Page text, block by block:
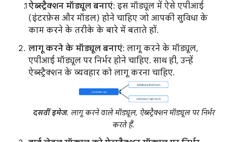
ऐब्स्ट्रैक्शन मॉड्यूल बनाएं: इस मॉड्यूल में ऐसे एपीआई
(इंटरफ़ेस और मॉडल) होने चाहिए जो आपकी सुविधा के
काम करने के तरीके के बारे में बताते हों.
लागू करने के मॉड्यूल बनाएं: लागू करने के मॉड्यूल,
एपीआई मॉड्यूल पर निर्भर होने चाहिए. साथ ही, उन्हें
ऐब्स्ट्रैक्शन के व्यवहार को लागू करना चाहिए.
दसवीं इमेज. लागू करने वाले मॉड्यूल, ऐब्स्ट्रैक्शन मॉड्यूल पर निर्भर
करते हैं.